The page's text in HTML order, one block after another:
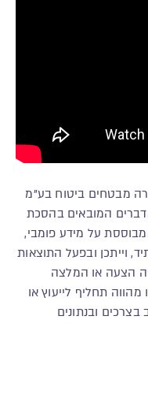
מבטחים ביטוח בע"מ
הדברים המובאים בהסכת
על מידע פומבי,
וייתכן ובפעל התוצאות
הצעה או המלצה
תחליף לייעוץ או
בצרכים ובנתונים